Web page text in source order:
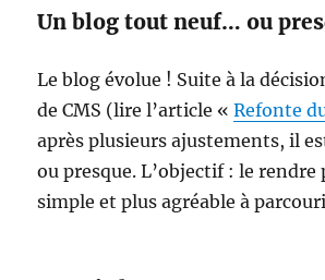
Un blog tout neuf… ou
Le blog évolue ! Suite à la
de CMS (lire l’article «Refonte
après plusieurs ajustements, il
ou presque. L’objectif : le rendre
simple et plus agréable à